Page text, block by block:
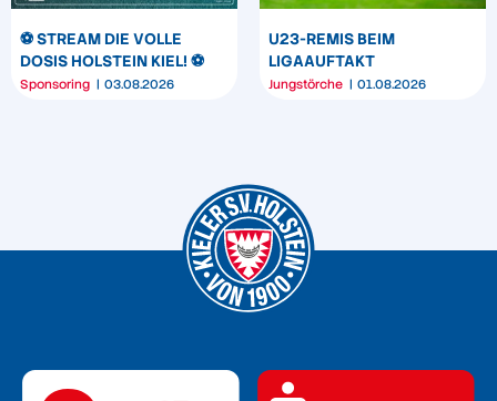
⚽️ STREAM DIE VOLLE
DOSIS HOLSTEIN KIEL! ⚽️
Sponsoring 03.08.2026
U23-REMIS BEIM
LIGAAUFTAKT
Jungstörche 01.08.2026